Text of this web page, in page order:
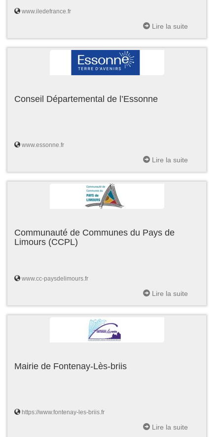
www.iledefrance.fr
Lire la suite
Conseil Départemental de l’Essonne
www.essonne.fr
Lire la suite
Communauté de Communes du Pays de
Limours (CCPL)
www.cc-paysdelimours.fr
Lire la suite
Mairie de Fontenay-Lès-briis
https://www.fontenay-les-briis.fr
Lire la suite